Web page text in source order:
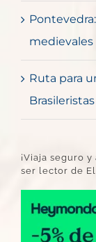
medievales
Ruta para
Brasileristas
¡Viaja seguro
ser lector de